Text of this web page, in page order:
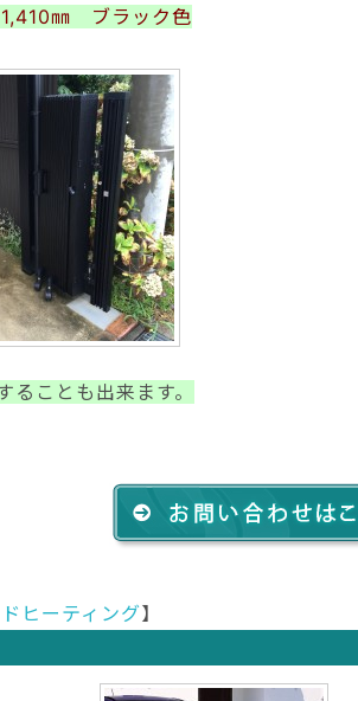
㎜ ブラック色
ことも出来ます。
ヒーティング】